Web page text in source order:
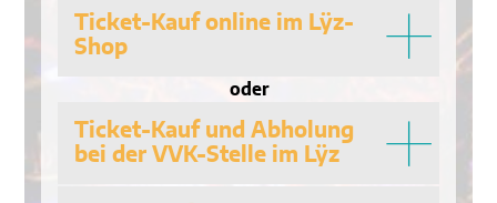
Ticket-Kauf online im Lÿz-
Shop
oder
Ticket-Kauf und Abholung
bei der VVK-Stelle im Lÿz